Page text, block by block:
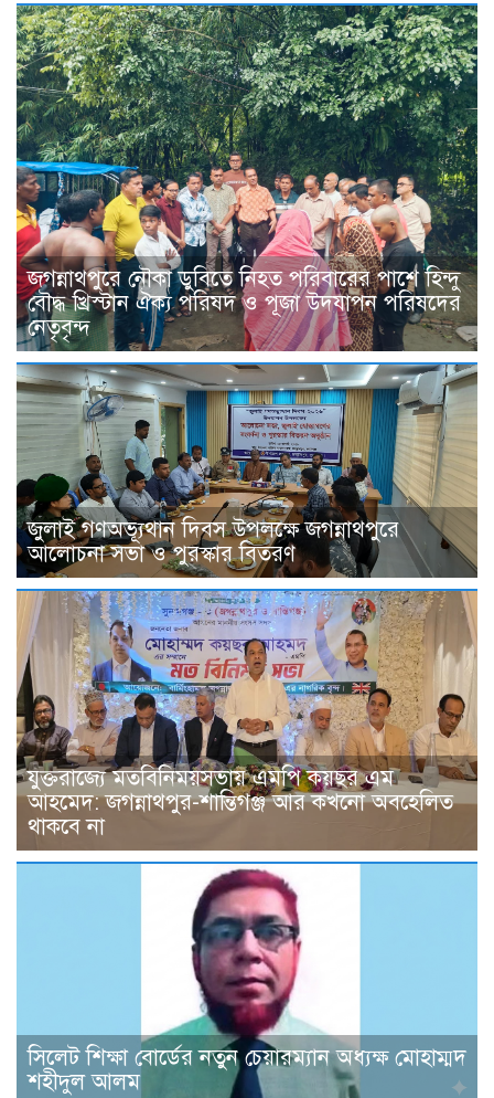
জগন্নাথপুরে নৌকা ডুবিতে নিহত পরিবারের পাশে হিন্দু
বৌদ্ধ খ্রিস্টান ঐক্য পরিষদ ও পূজা উদযাপন পরিষদের
নেতৃবৃন্দ
জুলাই গণঅভ্যূথান দিবস উপলক্ষে জগন্নাথপুরে
আলোচনা সভা ও পুরস্কার বিতরণ
যুক্তরাজ্যে মতবিনিময়সভায় এমপি কয়ছর এম
আহমেদ: জগন্নাথপুর-শান্তিগঞ্জ আর কখনো অবহেলিত
থাকবে না
সিলেট শিক্ষা বোর্ডের নতুন চেয়ারম্যান অধ্যক্ষ মোহাম্মদ
শহীদুল আলম